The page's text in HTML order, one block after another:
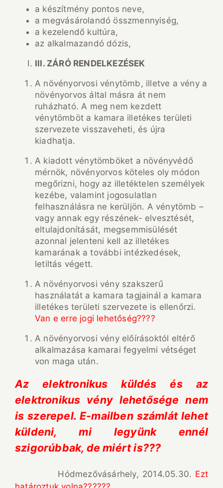
a készítmény pontos neve,
a megvásárolandó összmennyiség,
a kezelendő kultúra,
az alkalmazandó dózis,
III.ZÁRÓ RENDELKEZÉSEK
A növényorvosi vénytömb, illetve a vény a
növényorvos által másra át nem
ruházható. A meg nem kezdett
vénytömböt a kamara illetékes területi
szervezete visszaveheti, és újra
kiadhatja.
A kiadott vénytömböket a növényvédő
mérnök, növényorvos köteles oly módon
megőrizni, hogy az illetéktelen személyek
kezébe, valamint jogosulatlan
felhasználásra ne kerüljön. A vénytömb –
vagy annak egy részének- elvesztését,
eltulajdonítását, megsemmisülését
azonnal jelenteni kell az illetékes
kamarának a további intézkedések,
letiltás végett.
A növényorvosi vény szakszerű
használatát a kamara tagjainál a kamara
illetékes területi szervezete is ellenőrzi.
Van e erre jogi lehetőség????
A növényorvosi vény előírásoktól eltérő
alkalmazása kamarai fegyelmi vétséget
von maga után.
Az elektronikus küldés és az
elektronikus vény lehetősége nem
is szerepel. E-mailben számlát lehet
küldeni, mi legyünk ennél
szigorúbbak, de miért is???
Hódmezővásárhely, 2014.05.30. Ezt